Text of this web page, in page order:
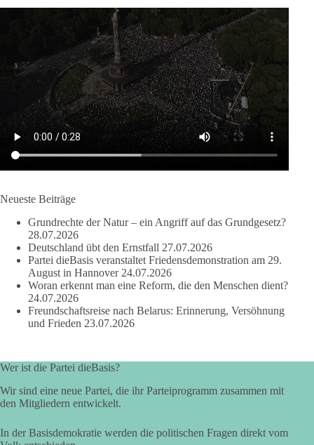
Wusstest du, dass ein guter Antrag nicht besser oder schlechter
wird, nur weil er von einer bestimmten Partei kommt?
Sachsen-Anhalt braucht Lösungen für Schule, Pflege,
Wirtschaft, Infrastruktur und die Kommunen. Diese Probleme
werden nicht kleiner, wenn im Landtag zuerst auf Parteifarbe
und erst danach auf den Inhalt geschaut wird.
🟩🟩🟦🟦🟥🟥🟧🟧
und den Menschen wirklich nützt.
wenn er Sachsen-Anhalt nicht weiterbringt.
💬 Was ist dir wichtiger: der Absender eines Antrags oder das
Ergebnis für Sachsen-Anhalt?
#dieBasis #sachsenanhalt
👉 Folgen:
24 6 2 Auf Facebook ansehen
2 Tage(n) zuvor
Neueste Beiträge
Grundrechte der Natur – ein Angriff auf das Grundgesetz?
28.07.2026
Deutschland übt den Ernstfall 27.07.2026
Partei dieBasis veranstaltet Friedensdemonstration am 29.
August in Hannover 24.07.2026
Woran erkennt man eine Reform, die den Menschen dient?
24.07.2026
Freundschaftsreise nach Belarus: Erinnerung, Versöhnung
und Frieden 23.07.2026
Wer ist die Partei dieBasis?
Wir sind eine neue Partei, die ihr Parteiprogramm zusammen mit
den Mitgliedern entwickelt.
In der Basisdemokratie werden die politischen Fragen direkt vom